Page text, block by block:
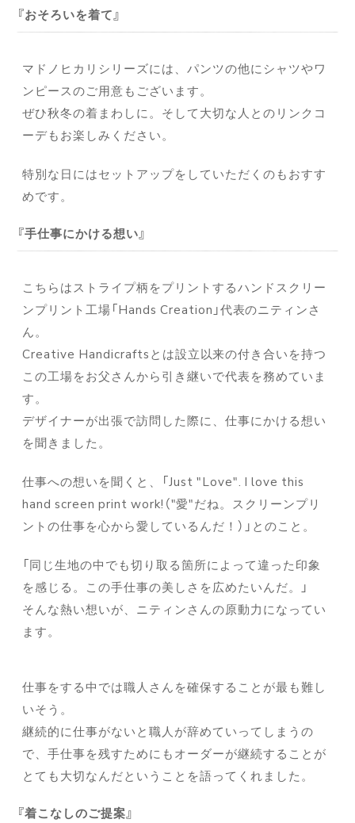
おそろいを着て
マドノヒカリシリーズには、パンツの他にシャツやワ
ンピースのご用意もございます。
ぜひ秋冬の着まわしに。そして大切な人とのリンクコ
ーデもお楽しみください。
特別な日にはセットアップをしていただくのもおすす
めです。
手仕事にかける想い
こちらはストライプ柄をプリントするハンドスクリー
ンプリント工場「Hands Creation」代表のニティンさ
ん。
Creative Handicraftsとは設立以来の付き合いを持つ
この工場をお父さんから引き継いで代表を務めていま
す。
デザイナーが出張で訪問した際に、仕事にかける想い
を聞きました。
仕事への想いを聞くと、「Just "Love". I love this
hand screen print work!（"愛"だね。スクリーンプリ
ントの仕事を心から愛しているんだ！）」とのこと。
「同じ生地の中でも切り取る箇所によって違った印象
を感じる。この手仕事の美しさを広めたいんだ。」
そんな熱い想いが、ニティンさんの原動力になってい
ます。
仕事をする中では職人さんを確保することが最も難し
いそう。
継続的に仕事がないと職人が辞めていってしまうの
で、手仕事を残すためにもオーダーが継続することが
とても大切なんだということを語ってくれました。
着こなしのご提案